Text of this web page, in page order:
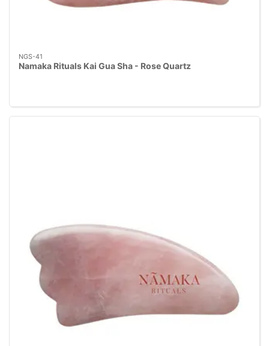
NGS-41
Namaka Rituals Kai Gua Sha - Rose Quartz